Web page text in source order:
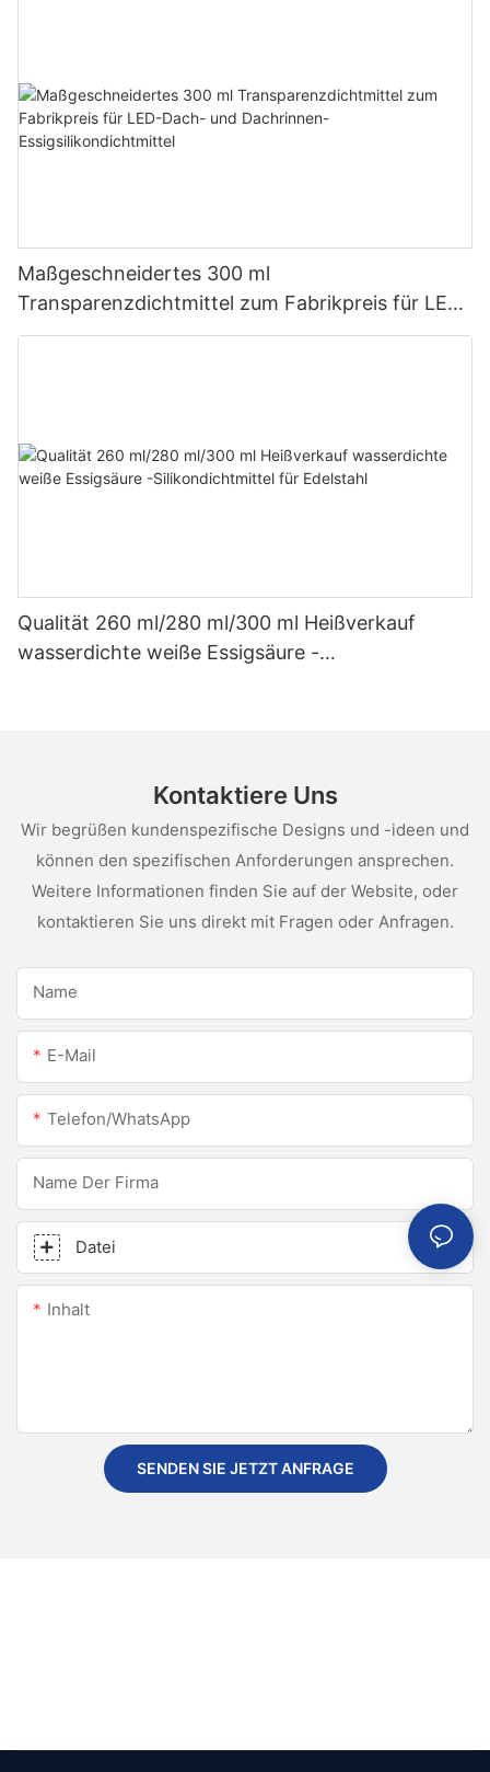
Maßgeschneidertes 300 ml
Transparenzdichtmittel zum Fabrikpreis für LED-
Dach- und Dachrinnen-Essigsilikondichtmittel
Qualität 260 ml/280 ml/300 ml Heißverkauf
wasserdichte weiße Essigsäure -
Kontaktiere Uns
Wir begrüßen kundenspezifische Designs und -ideen und
können den spezifischen Anforderungen ansprechen.
Weitere Informationen finden Sie auf der Website, oder
kontaktieren Sie uns direkt mit Fragen oder Anfragen.
Name
E-Mail
Telefon/WhatsApp
Name Der Firma
Datei
Inhalt
SENDEN SIE JETZT ANFRAGE